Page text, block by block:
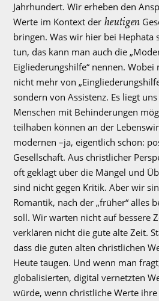
Jahrhundert. Wir erheben den
Werte im Kontext der heutigen
bringen. Was wir hier bei Hephata
tun, das kann man auch die
Eigliederungshilfe“ nennen.
nicht mehr von
sondern von Assistenz. Es liegt
Menschen mit Behinderungen
teilhaben können an der
modernen –ja, eigentlich schon:
Gesellschaft. Aus christlicher
oft geklagt über die Mängel und
sind nicht gegen Kritik. Aber wir
Romantik, nach der „früher“ alles
soll. Wir warten nicht auf bessere
verklären nicht die gute alte Zeit.
dass die guten alten christlichen
Heute taugen. Und wenn man
globalisierten, digital vernetzten
würde, wenn christliche Werte